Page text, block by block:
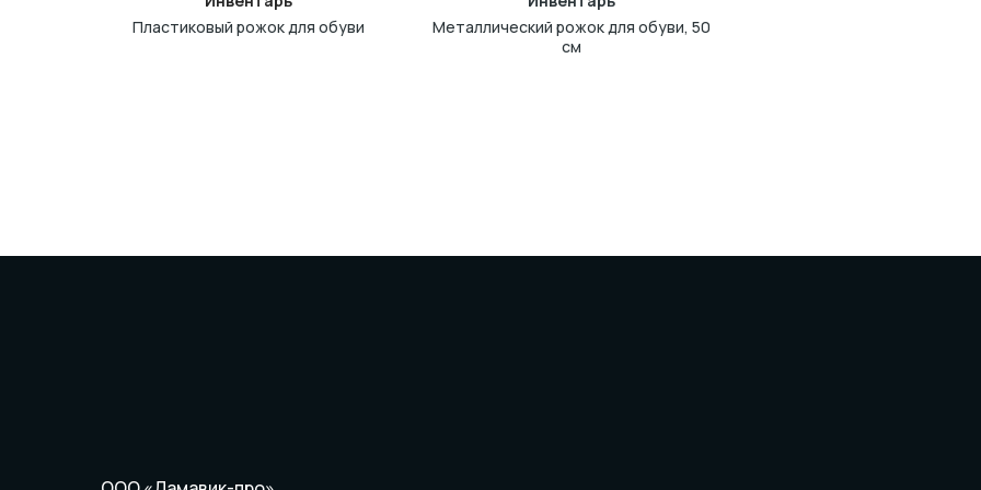
Пластиковый рожок для обуви
Металлический рожок для обуви, 50
см